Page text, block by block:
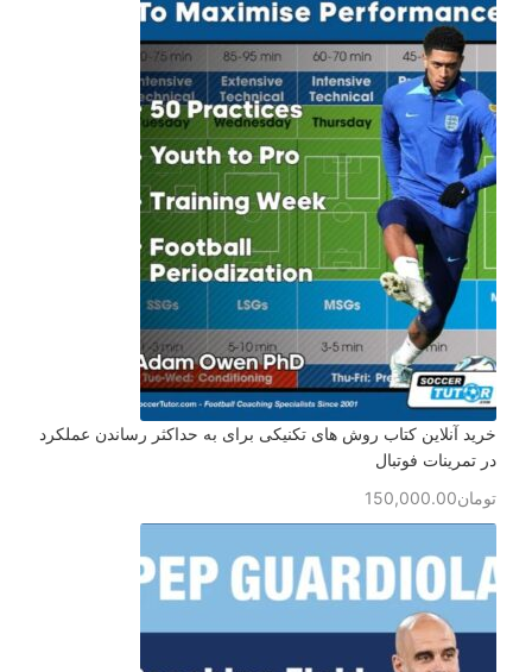
خرید آنلاین کتاب روش های تکنیکی برای به حداکثر رساندن عملکرد
در تمرینات فوتبال
تومان150,000.00